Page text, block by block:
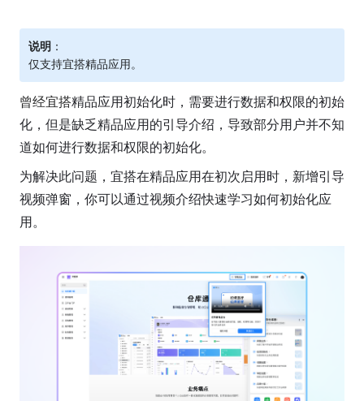
说明 ：
仅支持宜搭精品应用。
曾经宜搭精品应用初始化时，需要进行数据和权限的初始
化，但是缺乏精品应用的引导介绍，导致部分用户并不知
道如何进行数据和权限的初始化。
为解决此问题，宜搭在精品应用在初次启用时，新增引导
视频弹窗，你可以通过视频介绍快速学习如何初始化应
用。